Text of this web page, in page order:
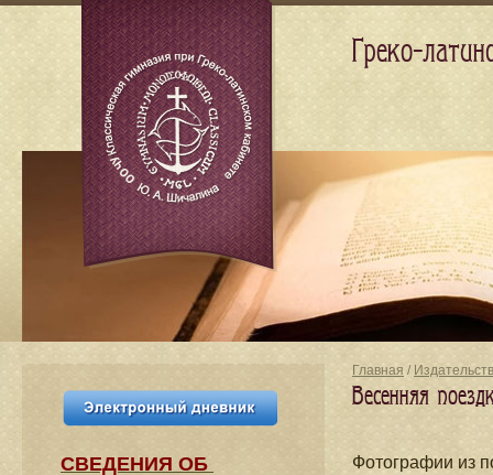
Главная /
Весенняя
Фотографии из
СВЕДЕНИЯ​ ОБ
Греко-